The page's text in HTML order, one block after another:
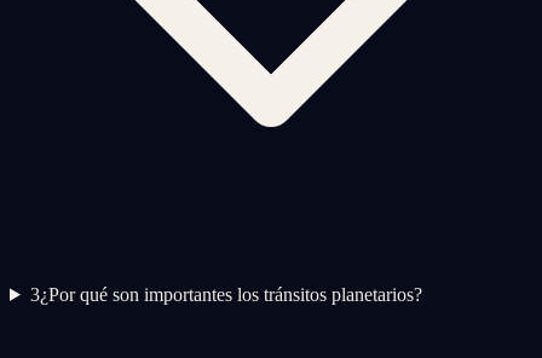
3¿Por qué son importantes los tránsitos planetarios?